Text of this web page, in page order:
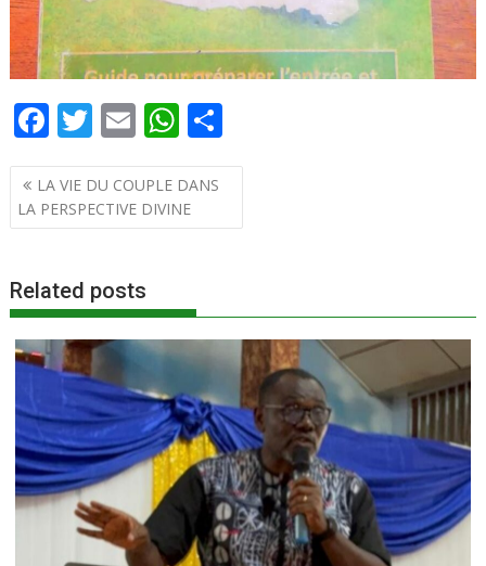
F
ac
e
b
o
k
T
w
itt
er
E
m
ai
l
W
h
at
s
p
ar
g
Navigation
de
l’article
LA VIE DU COUPLE DANS
LA PERSPECTIVE DIVINE
Related posts